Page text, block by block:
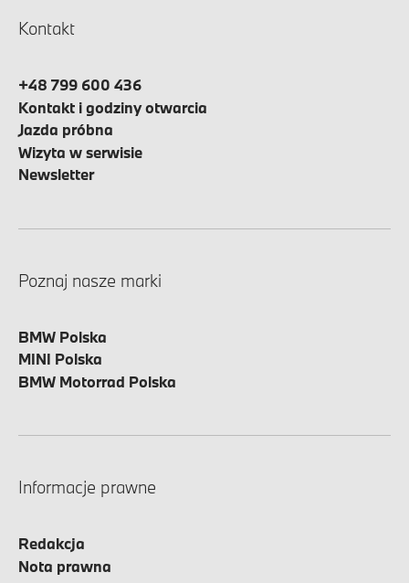
Kontakt
+48 799 600 436
Kontakt i godziny otwarcia
Jazda próbna
Wizyta w serwisie
Newsletter
Poznaj nasze marki
BMW Polska
MINI Polska
BMW Motorrad Polska
Informacje prawne
Redakcja
Nota prawna